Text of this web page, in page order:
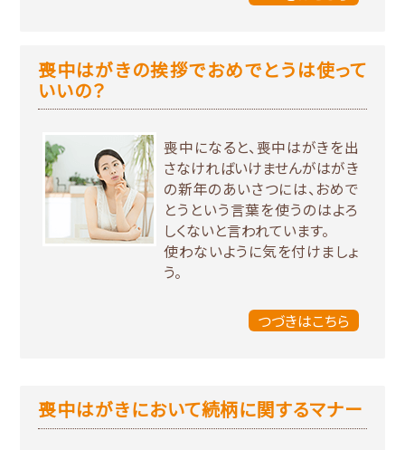
喪中はがきの挨拶でおめでとうは使って
いいの？
喪中になると、喪中はがきを出
さなければいけませんがはがき
の新年のあいさつには、おめで
とうという言葉を使うのはよろ
しくないと言われています。
使わないように気を付けましょ
う。
つづきはこちら
喪中はがきにおいて続柄に関するマナー